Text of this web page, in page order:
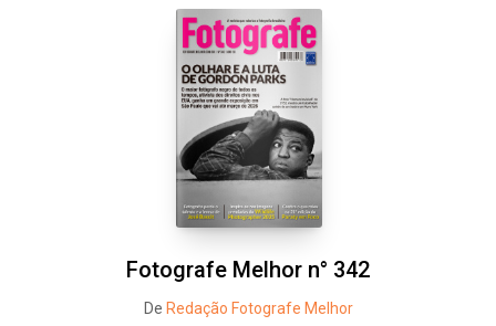
Fotografe Melhor n° 342
De Redação Fotografe Melhor